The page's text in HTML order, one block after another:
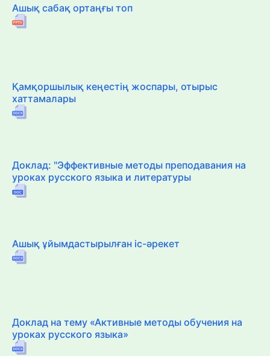
Ашық сабақ ортаңғы топ
Қамқоршылық кеңестің жоспары, отырыс
хаттамалары
Доклад: "Эффективные методы преподавания на
уроках русского языка и литературы
Ашық ұйымдастырылған іс-әрекет
Доклад на тему «Активные методы обучения на
уроках русского языка»